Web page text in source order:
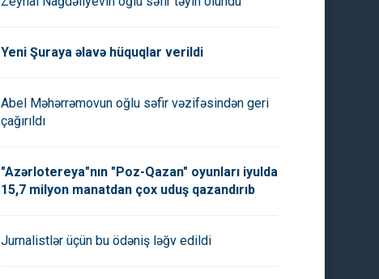
Yeni Şuraya əlavə hüquqlar verildi
Abel Məhərrəmovun oğlu səfir vəzifəsindən geri
çağırıldı
"Azərlotereya"nın "Poz-Qazan" oyunları iyulda
15,7 milyon manatdan çox uduş qazandırıb
Jurnalistlər üçün bu ödəniş ləğv edildi